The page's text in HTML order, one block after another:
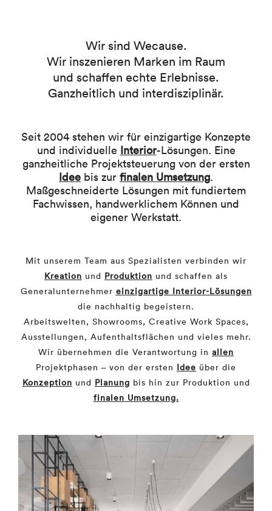
Wir sind Wecause.
Wir inszenieren Marken im Raum
und schaffen echte Erlebnisse.
Ganzheitlich und interdisziplinär.
Seit 2004 stehen wir für einzigartige Konzepte
und individuelle Interior-Lösungen. Eine
ganzheitliche Projektsteuerung von der ersten
Idee bis zur finalen Umsetzung.
Maßgeschneiderte Lösungen mit fundiertem
Fachwissen, handwerklichem Können und
eigener Werkstatt.
Mit unserem Team aus Spezialisten verbinden wir
Kreation und Produktion und schaffen als
Generalunternehmer einzigartige Interior-Lösungen
die nachhaltig begeistern.
Arbeitswelten, Showrooms, Creative Work Spaces,
Ausstellungen, Aufenthaltsflächen und vieles mehr.
Wir übernehmen die Verantwortung in allen
Projektphasen – von der ersten Idee über die
Konzeption und Planung bis hin zur Produktion und
finalen Umsetzung.